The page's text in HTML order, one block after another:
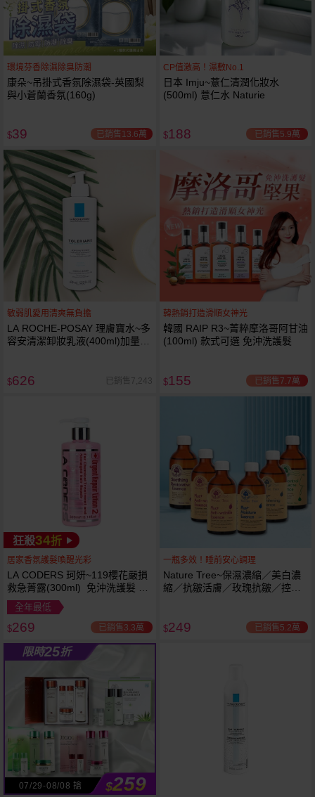
環境芬香除濕除臭防潮
康朵~吊掛式香氛除濕袋-英國梨
與小蒼蘭香氛(160g)
$39 已銷售13.6萬
CP值激高！濕敷No.1
日本 Imju~薏仁清潤化妝水
(500ml) 薏仁水 Naturie
$188 已銷售5.9萬
敏弱肌愛用清爽無負擔
LA ROCHE-POSAY 理膚寶水~多
容安清潔卸妝乳液(400ml)加量
$626 已銷售7,243
韓熱銷打造滑順女神光
韓國 RAIP R3~菁粹摩洛哥阿甘油
(100ml) 款式可選 免沖洗護髮
$155 已銷售7.7萬
狂殺34折
居家香氛護髮喚醒光彩
LA CODERS 珂妍~119櫻花嚴損
救急菁露(300ml) 免沖洗護髮 蕾
舒法克
全年最低
$269 已銷售3.3萬
一瓶多效！睡前安心調理
Nature Tree~保濕濃縮／美白濃
縮／抗皺活膚／玫瑰抗皺／控油
$249 已銷售5.2萬
限時25折
07/29-08/08 搶 $259